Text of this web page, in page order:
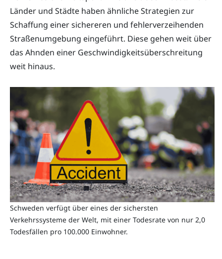
Länder und Städte haben ähnliche Strategien zur
Schaffung einer sichereren und fehlerverzeihenden
Straßenumgebung eingeführt. Diese gehen weit über
das Ahnden einer Geschwindigkeitsüberschreitung
weit hinaus.
Schweden verfügt über eines der sichersten
Verkehrssysteme der Welt, mit einer Todesrate von nur 2,0
Todesfällen pro 100.000 Einwohner.